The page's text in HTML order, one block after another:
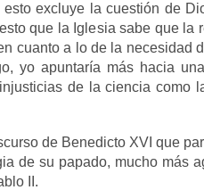
excluye la cuestión de
que la Iglesia sabe que la
cuanto a lo de la necesidad
yo apuntaría más hacia
de la ciencia como
de Benedicto XVI que
de su papado, mucho más
II.